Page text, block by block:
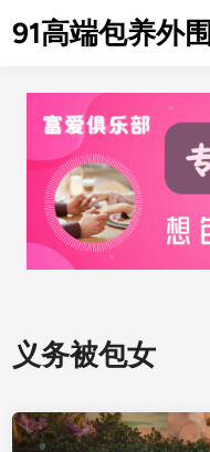
to91高端包养外围
义务被包女